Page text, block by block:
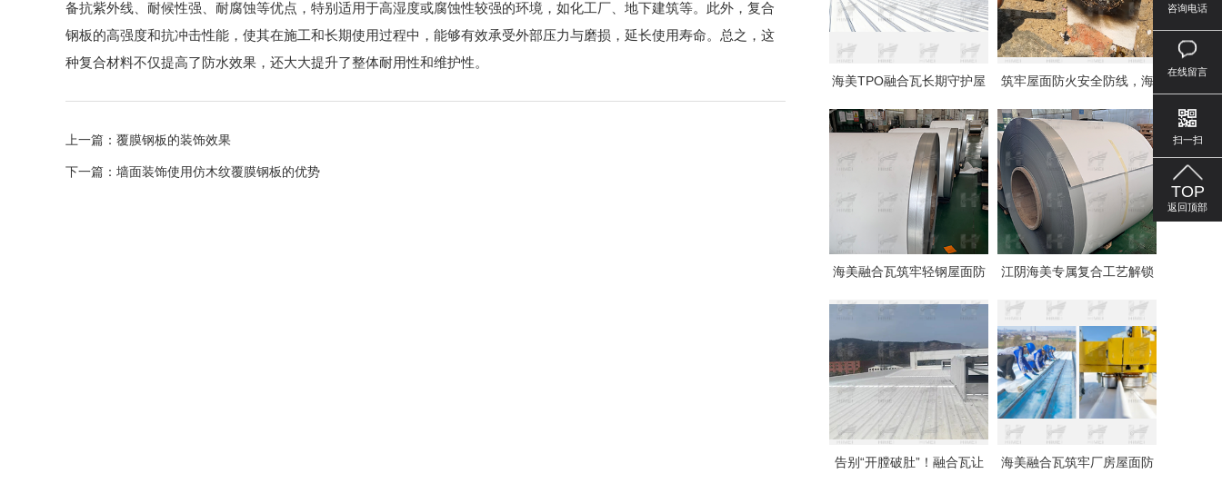
备抗紫外线、耐候性强、耐腐蚀等优点，特别适用于高湿度或腐蚀性较强的环境，如化工厂、地下建筑等。此外，复合
钢板的高强度和抗冲击性能，使其在施工和长期使用过程中，能够有效承受外部压力与磨损，延长使用寿命。总之，这
种复合材料不仅提高了防水效果，还大大提升了整体耐用性和维护性。
上一篇： 覆膜钢板的装饰效果
下一篇： 墙面装饰使用仿木纹覆膜钢板的优势
海美TPO融合瓦长期守护屋
面安全
筑牢屋面防火安全防线，海
美 PVC 融合瓦守护建筑安
全
海美融合瓦筑牢轻钢屋面防
渗根基
江阴海美专属复合工艺解锁
TPO复合彩涂板一体化长效
防护
告别“开膛破肚”！融合瓦让 海美融合瓦筑牢厂房屋面防
咨询电话
在线留言
扫一扫
TOP
返回顶部